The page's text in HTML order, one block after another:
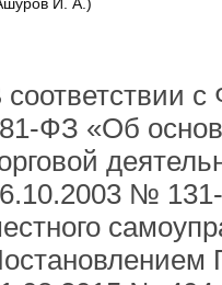
соответствии
ФЗ «Об
№